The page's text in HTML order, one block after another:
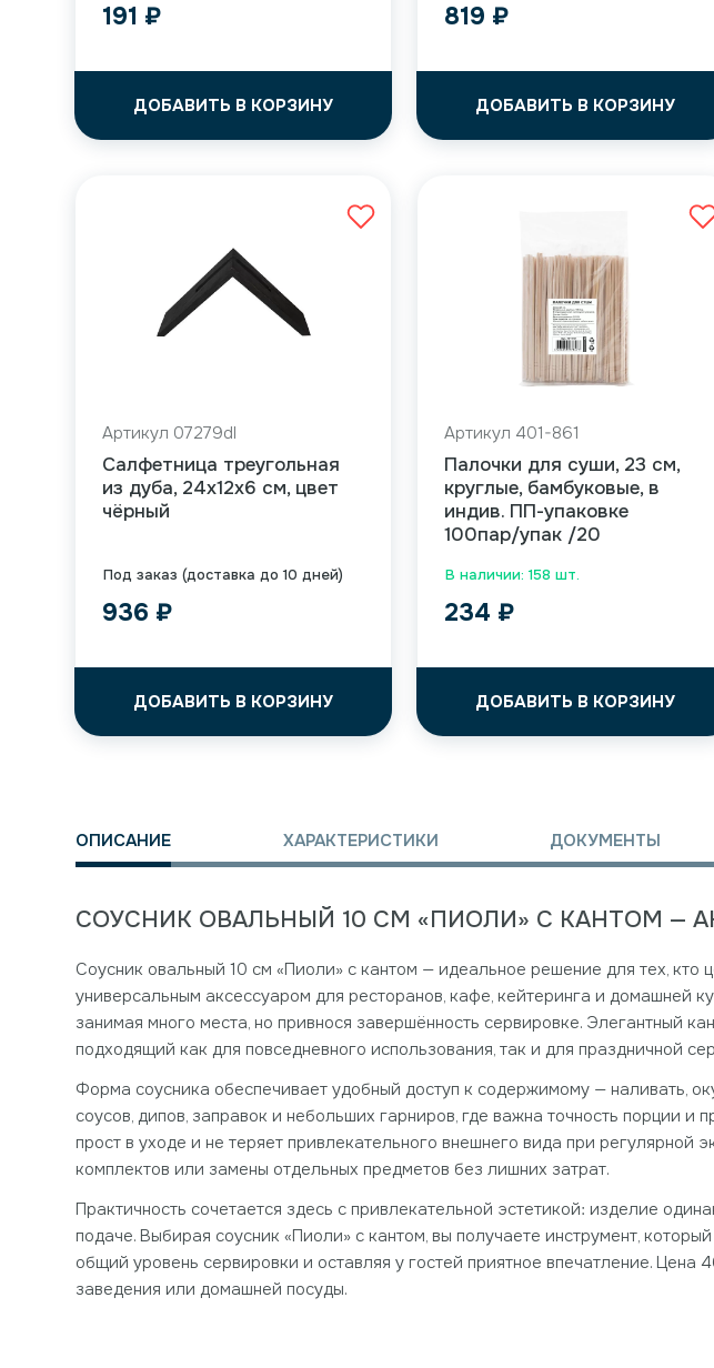
191 ₽
ДОБАВИТЬ В КОРЗИНУ
819 ₽
ДОБАВИТЬ В КОРЗИНУ
Под заказ (доставка до 10 дней)
Артикул 07279dl
Салфетница треугольная
из дуба, 24х12х6 см, цвет
чёрный
936 ₽
ДОБАВИТЬ В КОРЗИНУ
В наличии: 158 шт.
Артикул 401-861
Палочки для суши, 23 см,
круглые, бамбуковые, в
индив. ПП-упаковке
100пар/упак /20
234 ₽
ДОБАВИТЬ В КОРЗИНУ
ОПИСАНИЕ ХАРАКТЕРИСТИКИ ДОКУМЕНТЫ
СОУСНИК ОВАЛЬНЫЙ 10 СМ «ПИОЛИ» С КАНТОМ —
Соусник овальный 10 см «Пиоли» с кантом — идеальное решение для тех, кто
универсальным аксессуаром для ресторанов, кафе, кейтеринга и домашней
занимая много места, но привнося завершённость сервировке. Элегантный
подходящий как для повседневного использования, так и для праздничной
Форма соусника обеспечивает удобный доступ к содержимому — наливать,
соусов, дипов, заправок и небольших гарниров, где важна точность порции
прост в уходе и не теряет привлекательного внешнего вида при регулярной
комплектов или замены отдельных предметов без лишних затрат.
Практичность сочетается здесь с привлекательной эстетикой: изделие
подаче. Выбирая соусник «Пиоли» с кантом, вы получаете инструмент,
общий уровень сервировки и оставляя у гостей приятное впечатление. Цена
заведения или домашней посуды.